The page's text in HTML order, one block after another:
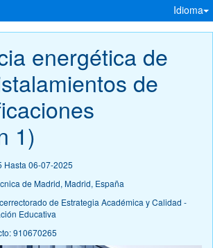
Idioma
energética de
de
1)
Hasta 06-07-2025
de Madrid, Madrid, España
de Estrategia Académica y Calidad -
Educativa
910670265